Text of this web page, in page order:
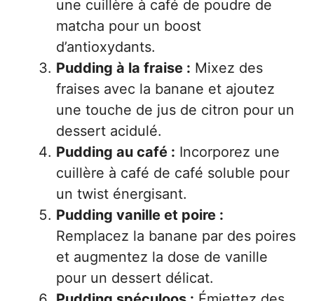
une cuillère à café de poudre de
matcha pour un boost
d’antioxydants.
Pudding à la fraise : Mixez des
fraises avec la banane et ajoutez
une touche de jus de citron pour un
dessert acidulé.
Pudding au café : Incorporez une
cuillère à café de café soluble pour
un twist énergisant.
Pudding vanille et poire :
Remplacez la banane par des poires
et augmentez la dose de vanille
pour un dessert délicat.